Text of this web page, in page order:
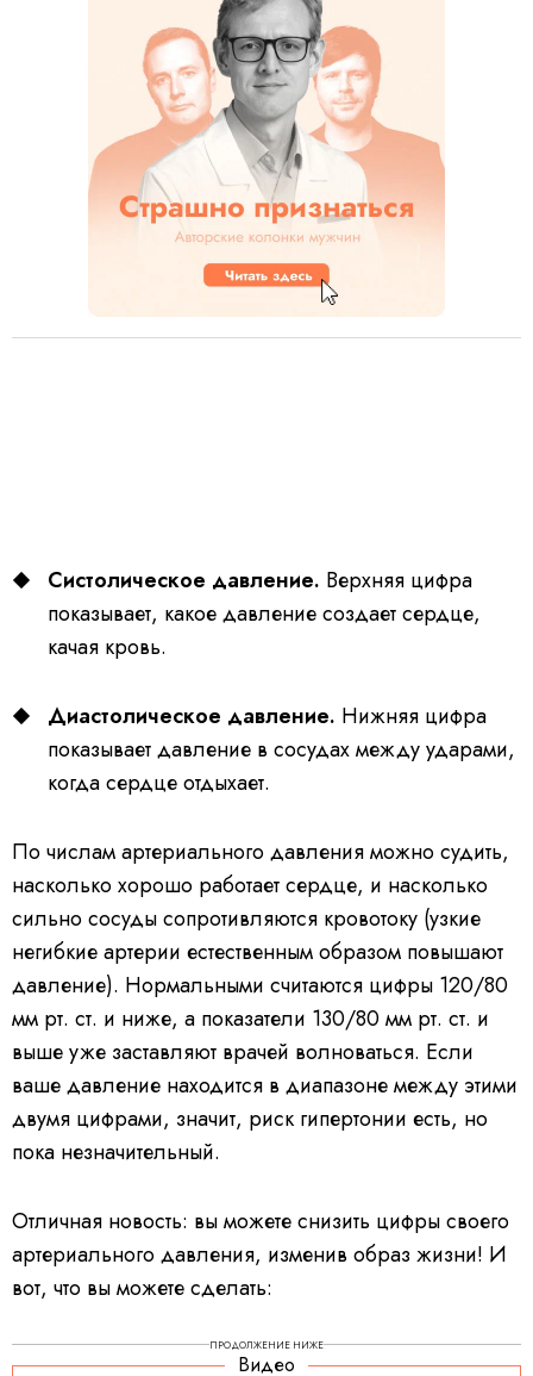
Систолическое давление. Верхняя цифра
показывает, какое давление создает сердце,
качая кровь.
Диастолическое давление. Нижняя цифра
показывает давление в сосудах между ударами,
когда сердце отдыхает.
По числам артериального давления можно судить,
насколько хорошо работает сердце, и насколько
сильно сосуды сопротивляются кровотоку (узкие
негибкие артерии естественным образом повышают
давление). Нормальными считаются цифры 120/80
мм рт. ст. и ниже, а показатели 130/80 мм рт. ст. и
выше уже заставляют врачей волноваться. Если
ваше давление находится в диапазоне между этими
двумя цифрами, значит, риск гипертонии есть, но
пока незначительный.
Отличная новость: вы можете снизить цифры своего
артериального давления, изменив образ жизни! И
вот, что вы можете сделать:
ПРОДОЛЖЕНИЕ НИЖЕ
Видео